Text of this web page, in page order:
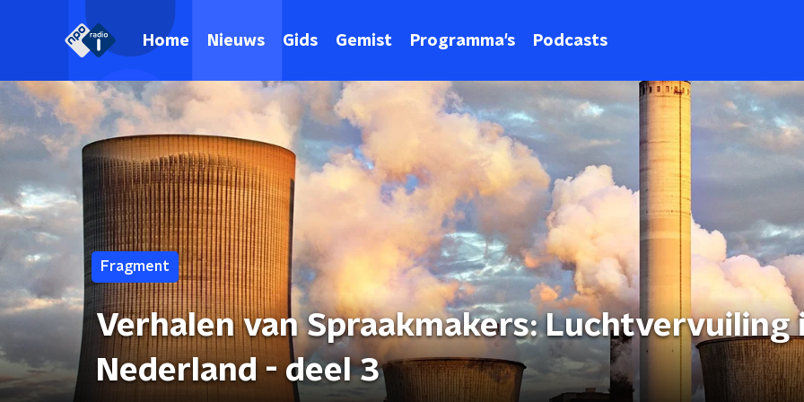
Home Nieuws Gids Gemist Programma's Podcasts
Fragment
Verhalen van Spraakmakers: Luchtvervuiling
Nederland - deel 3